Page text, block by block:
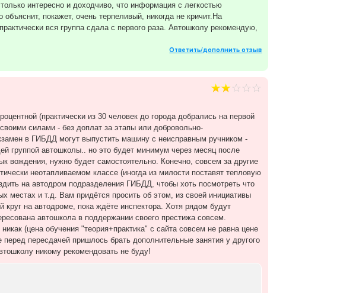
интересно и доходчиво, что информация с легкостью
покажет, очень терпеливый, никогда не кричит.На
вся группа сдала с первого раза. Автошколу рекомендую,
Ответить/дополнить отзыв
(практически из 30 человек до города добрались на первой
силами - без доплат за этапы или добровольно-
в ГИБДД могут выпустить машину с неисправным ручником -
группой автошколы.. но это будет минимум через месяц после
вождения, нужно будет самостоятельно. Конечно, совсем за другие
неотапливаемом классе (иногда из милости поставят тепловую
на автодром подразделения ГИБДД, чтобы хоть посмотреть что
местах и т.д. Вам придётся просить об этом, из своей инициативы
на автодроме, пока ждёте инспектора. Хотя рядом будут
автошкола в поддержании своего престижа совсем.
(цена обучения "теория+практика" с сайта совсем не равна цене
пересдачей пришлось брать дополнительные занятия у другого
никому рекомендовать не буду!